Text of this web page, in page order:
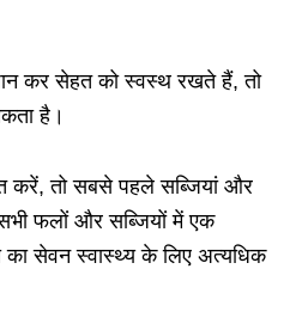
कर सेहत को स्वस्थ रखते हैं, तो
है।
करें, तो सबसे पहले सब्जियां और
फलों और सब्जियों में एक
का सेवन स्वास्थ्य के लिए अत्यधिक